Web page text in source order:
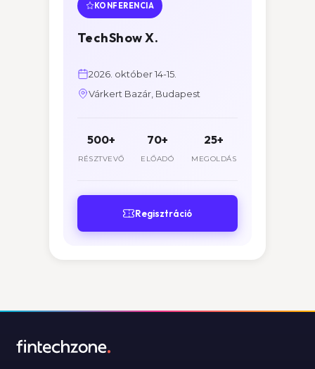
KONFERENCIA
TechShow X.
2026. október 14-15.
Várkert Bazár, Budapest
500+
RÉSZTVEVŐ
70+
ELŐADÓ
25+
MEGOLDÁS
Regisztráció